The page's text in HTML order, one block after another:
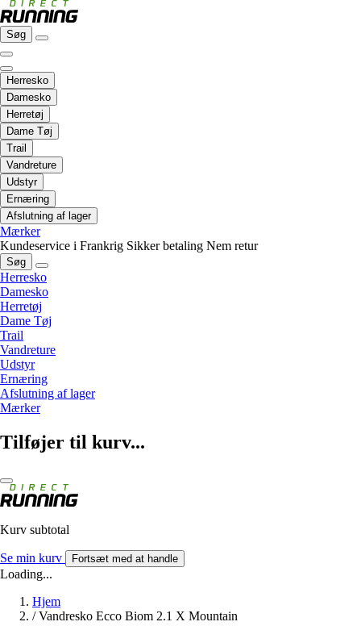
Søg
Herresko
Damesko
Herretøj
Dame Tøj
Trail
Vandreture
Udstyr
Ernæring
Afslutning af lager
Mærker
Kundeservice i Frankrig Sikker betaling Nem retur
Søg
Herresko
Damesko
Herretøj
Dame Tøj
Trail
Vandreture
Udstyr
Ernæring
Afslutning af lager
Mærker
Tilføjer til kurv...
Kurv subtotal
Se min kurv Fortsæt med at handle
Loading...
Hjem
/ Vandresko Ecco Biom 2.1 X Mountain